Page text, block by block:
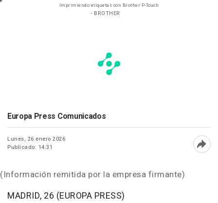
Imprimiendo etiquetas con Brother P-Touch
- BROTHER
Europa Press Comunicados
Lunes, 26 enero 2026
Publicado: 14:31
(Información remitida por la empresa firmante)
MADRID, 26 (EUROPA PRESS)